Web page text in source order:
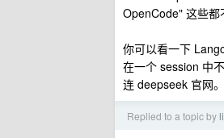
OpenCode" 这些都
你可以看一下
在一个 session 中
连 deepseek 官网。
Replied to a topic by